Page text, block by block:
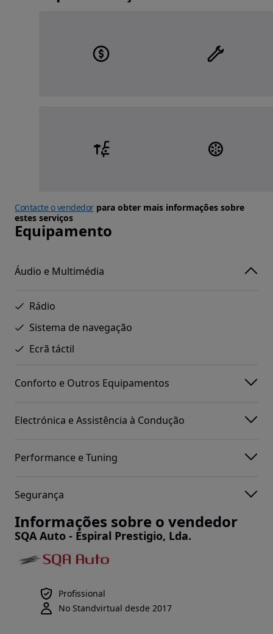
Contacte o vendedorpara obter mais informações sobre
estes serviços
Equipamento
Áudio e Multimédia
Rádio
Sistema de navegação
Ecrã táctil
Conforto e Outros Equipamentos
Electrónica e Assistência à Condução
Performance e Tuning
Segurança
Informações sobre o vendedor
SQA Auto - Espiral Prestigio, Lda.
Profissional
No Standvirtual desde 2017